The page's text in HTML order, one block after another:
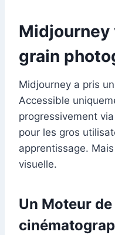
Midjourney
grain
Midjourney a pris
Accessible
progressivement
pour les gros
apprentissage.
visuelle.
Un Moteur